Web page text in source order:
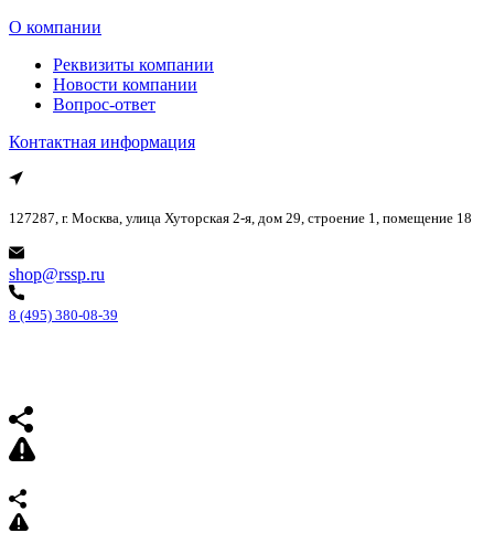
О компании
Реквизиты компании
Новости компании
Вопрос-ответ
Контактная информация
127287, г. Москва, улица Хуторская 2-я, дом 29, строение 1, помещение 18
shop@rssp.ru
8 (495) 380-08-39